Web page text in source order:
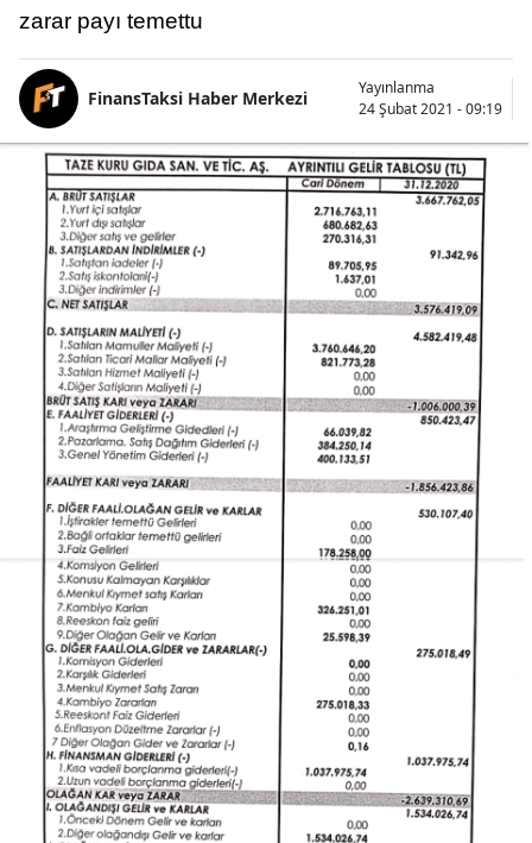
zarar payı temettu
FinansTaksi Haber Merkezi
Yayınlanma
24 Şubat 2021 - 09:19